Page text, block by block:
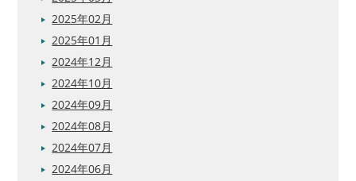
2025年02月
2025年01月
2024年12月
2024年10月
2024年09月
2024年08月
2024年07月
2024年06月